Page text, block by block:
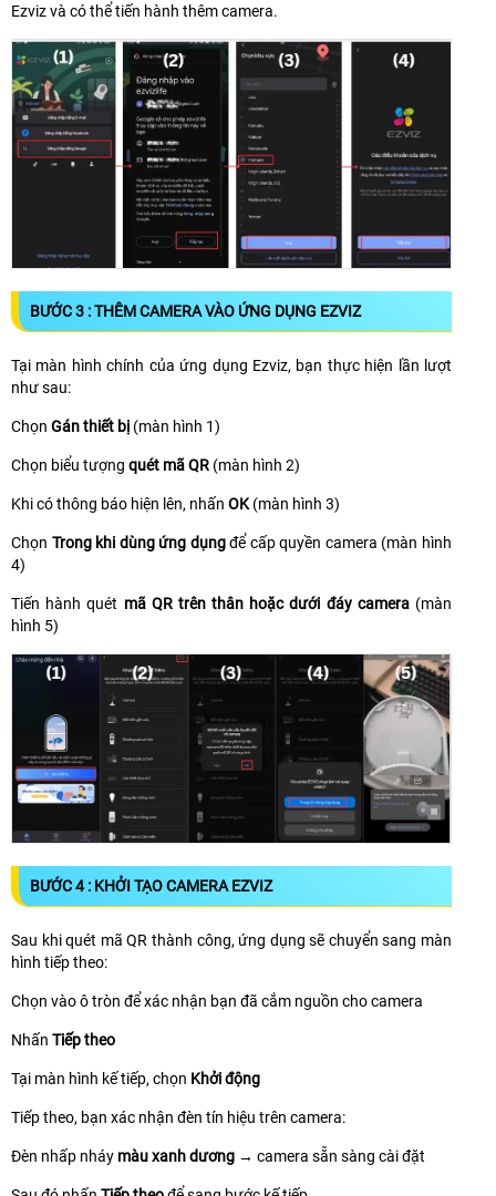
Ezviz và có thể tiến hành thêm camera.
BƯỚC 3 : THÊM CAMERA VÀO ỨNG DỤNG EZVIZ
Tại màn hình chính của ứng dụng Ezviz, bạn thực hiện lần lượt
như sau:
Chọn Gán thiết bị (màn hình 1)
Chọn biểu tượng quét mã QR (màn hình 2)
Khi có thông báo hiện lên, nhấn OK(màn hình 3)
Chọn Trong khi dùng ứng dụngđể cấp quyền camera (màn hình
4)
Tiến hành quét mã QR trên thân hoặc dưới đáy camera(màn
hình 5)
BƯỚC 4 : KHỞI TẠO CAMERA EZVIZ
Sau khi quét mã QR thành công, ứng dụng sẽ chuyển sang màn
hình tiếp theo:
Chọn vào ô tròn để xác nhận bạn đã cắm nguồn cho camera
Nhấn Tiếp theo
Tại màn hình kế tiếp, chọn Khởi động
Tiếp theo, bạn xác nhận đèn tín hiệu trên camera:
Đèn nhấp nháy màu xanh dương → camera sẵn sàng cài đặt